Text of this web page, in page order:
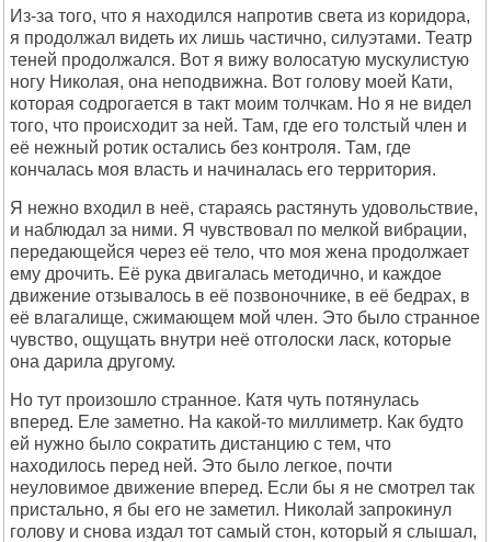
Из-за того, что я находился напротив света из коридора,
я продолжал видеть их лишь частично, силуэтами. Театр
теней продолжался. Вот я вижу волосатую мускулистую
ногу Николая, она неподвижна. Вот голову моей Кати,
которая содрогается в такт моим толчкам. Но я не видел
того, что происходит за ней. Там, где его толстый член и
её нежный ротик остались без контроля. Там, где
кончалась моя власть и начиналась его территория.
Я нежно входил в неё, стараясь растянуть удовольствие,
и наблюдал за ними. Я чувствовал по мелкой вибрации,
передающейся через её тело, что моя жена продолжает
ему дрочить. Её рука двигалась методично, и каждое
движение отзывалось в её позвоночнике, в её бедрах, в
её влагалище, сжимающем мой член. Это было странное
чувство, ощущать внутри неё отголоски ласк, которые
она дарила другому.
Но тут произошло странное. Катя чуть потянулась
вперед. Еле заметно. На какой-то миллиметр. Как будто
ей нужно было сократить дистанцию с тем, что
находилось перед ней. Это было легкое, почти
неуловимое движение вперед. Если бы я не смотрел так
пристально, я бы его не заметил. Николай запрокинул
голову и снова издал тот самый стон, который я слышал,